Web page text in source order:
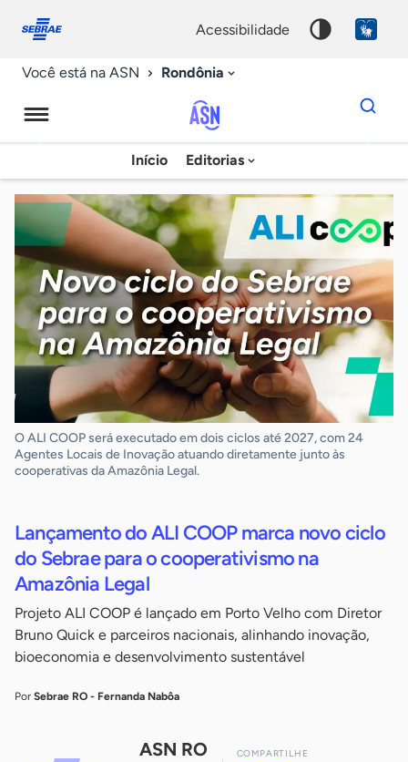
conosco
acessibilidade
Você está na ASN Rondônia
Agência
Sebrae
de
Notícias
Início Editorias
Dados
para
chave
O ALI COOP será executado em dois ciclos até 2027, com 24
Agentes Locais de Inovação atuando diretamente junto às
cooperativas da Amazônia Legal.
Lançamento do ALI COOP marca novo ciclo
do Sebrae para o cooperativismo na
Amazônia Legal
Projeto ALI COOP é lançado em Porto Velho com Diretor
Bruno Quick e parceiros nacionais, alinhando inovação,
bioeconomia e desenvolvimento sustentável
Por Sebrae RO - Fernanda Nabôa
ASN RO COMPARTILHE